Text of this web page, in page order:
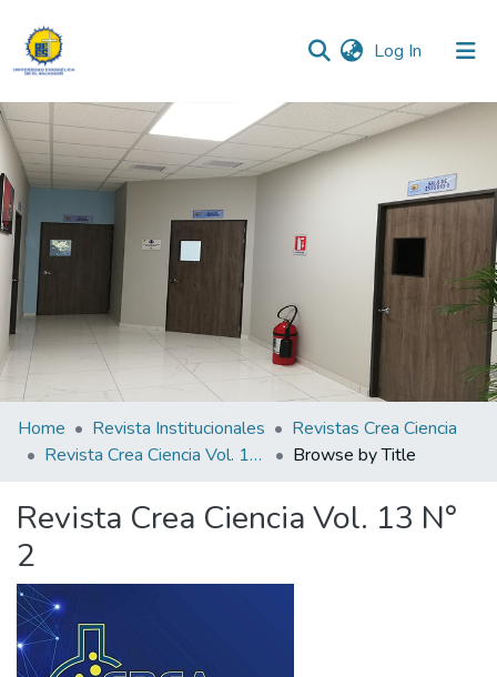
Log In (current)
Communities & Collections
All of DSpace
Home Revista Institucionales
Revistas Crea Ciencia
Revista Crea Ciencia Vol. 13 N° 2
Browse by Title
Revista Crea Ciencia Vol. 13 N°
2